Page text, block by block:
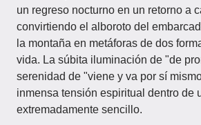
un regreso nocturno en un retorno a
convirtiendo el alboroto del
la montaña en metáforas de dos
vida. La súbita iluminación de "de
serenidad de "viene y va por sí
inmensa tensión espiritual dentro de
extremadamente sencillo.